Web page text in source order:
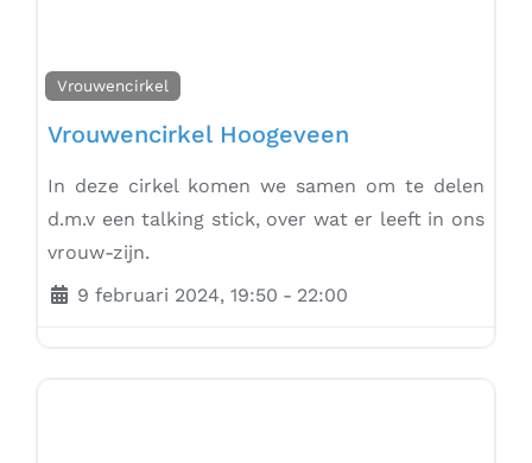
Vrouwencirkel
Vrouwencirkel Hoogeveen
In deze cirkel komen we samen om te delen
d.m.v een talking stick, over wat er leeft in ons
vrouw-zijn.
9 februari 2024, 19:50 - 22:00